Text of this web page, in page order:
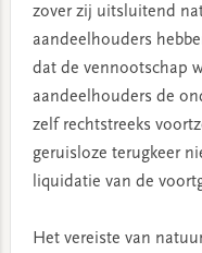
zover zij uitsluitend
aandeelhouders
dat de vennootschap
aandeelhouders de
zelf rechtstreeks
geruisloze terugkeer
liquidatie van de
Het vereiste van